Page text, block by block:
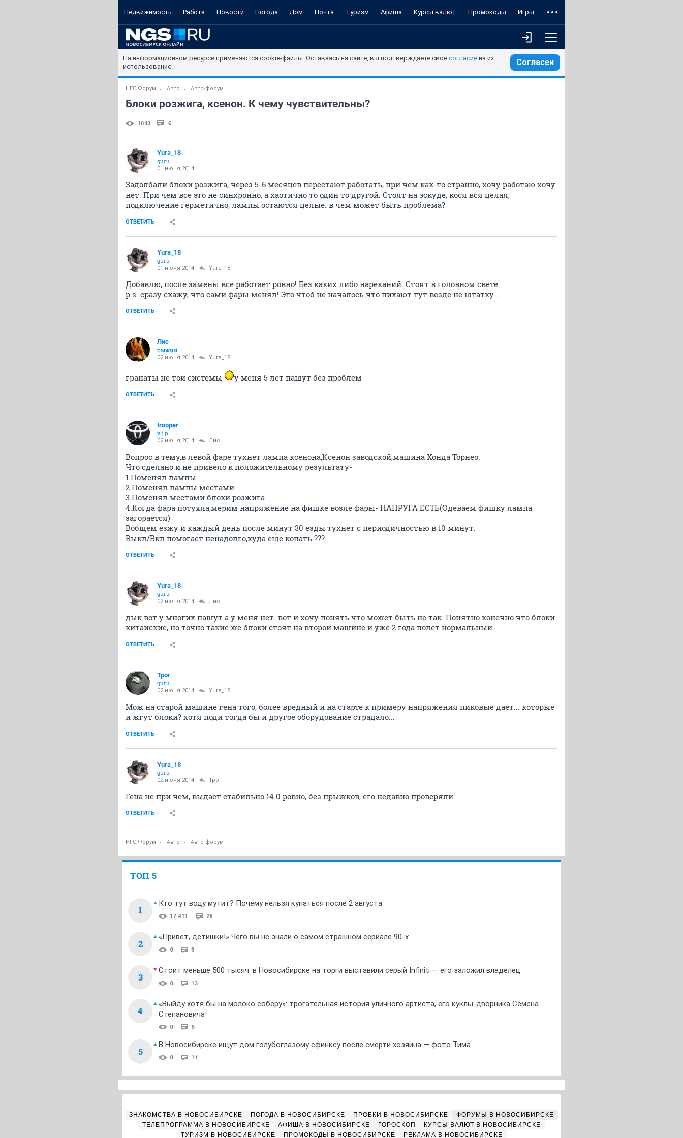
Недвижимость Работа Новости Погода Дом Почта Туризм Афиша Курсы валют Промокоды Игры
На информационном ресурсе применяются cookie-файлы. Оставаясь на сайте, вы подтверждаете свое согласие на их
использование.
Согласен
НГС.Форум Авто Авто-форум
Блоки розжига, ксенон. К чему чувствительны?
1043 6
Yura_18
guru
01 июня 2014
Задолбали блоки розжига, через 5-6 месяцев перестают работать, при чем как-то странно, хочу работаю хочу
нет. При чем все это не синхронно, а хаотично то один то другой. Стоят на эскуде, кося вся целая,
подключение герметично, лампы остаются целые. в чем может быть проблема?
ОТВЕТИТЬ
Yura_18
guru
01 июня 2014 Yura_18
Добавлю, после замены все работает ровно! Без каких либо нареканий. Стоят в головном свете.
p.s. сразу скажу, что сами фары менял! Это чтоб не началось что пихают тут везде не штатку...
ОТВЕТИТЬ
Лис
рыжий
02 июня 2014 Yura_18
гранаты не той системы у меня 5 лет пашут без проблем
ОТВЕТИТЬ
trooper
v.i.p.
02 июня 2014 Лис
Вопрос в тему,в левой фаре тухнет лампа ксенона,Ксенон заводской,машина Хонда Торнео.
Что сделано и не привело к положительному результату-
1.Поменял лампы.
2.Поменял лампы местами
3.Поменял местами блоки розжига
4.Когда фара потухла,мерим напряжение на фишке возле фары- НАПРУГА ЕСТЬ(Одеваем фишку лампа
загорается)
Вобщем езжу и каждый день после минут 30 езды тухнет с периодичностью в 10 минут.
Выкл/Вкл помогает ненадолго,куда еще копать ???
ОТВЕТИТЬ
Yura_18
guru
02 июня 2014 Лис
дык вот у многих пашут а у меня нет. вот и хочу понять что может быть не так. Понятно конечно что блоки
китайские, но точно такие же блоки стоят на второй машине и уже 2 года полет нормальный.
ОТВЕТИТЬ
Трог
guru
02 июня 2014 Yura_18
Мож на старой машине гена того, более вредный и на старте к примеру напряжения пиковые дает... которые
и жгут блоки? хотя поди тогда бы и другое оборудование страдало...
ОТВЕТИТЬ
Yura_18
guru
02 июня 2014 Трог
Гена не при чем, выдает стабильно 14.0 ровно, без прыжков, его недавно проверяли.
ОТВЕТИТЬ
НГС.Форум Авто Авто-форум
ТОП 5
1
Кто тут воду мутит? Почему нельзя купаться после 2 августа
17 411 28
2
«Привет, детишки!» Чего вы не знали о самом страшном сериале 90-х
0 3
3
Стоит меньше 500 тысяч: в Новосибирске на торги выставили серый Infiniti — его заложил владелец
0 13
4
«Выйду хотя бы на молоко соберу»: трогательная история уличного артиста, его куклы-дворника Семена
Степановича
0 6
5
В Новосибирске ищут дом голубоглазому сфинксу после смерти хозяина — фото Тима
0 11
ЗНАКОМСТВА В НОВОСИБИРСКЕ ПОГОДА В НОВОСИБИРСКЕ ПРОБКИ В НОВОСИБИРСКЕ
ФОРУМЫ В НОВОСИБИРСКЕ
ТЕЛЕПРОГРАММА В НОВОСИБИРСКЕ
АФИША В НОВОСИБИРСКЕ ГОРОСКОП
КУРСЫ ВАЛЮТ В НОВОСИБИРСКЕ
ТУРИЗМ В НОВОСИБИРСКЕ
ПРОМОКОДЫ В НОВОСИБИРСКЕ РЕКЛАМА В НОВОСИБИРСКЕ